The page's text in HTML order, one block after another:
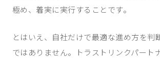
極め、着実に実行することです。
とはいえ、自社だけで最適な進め方を判
ではありません。トラストリンクパート